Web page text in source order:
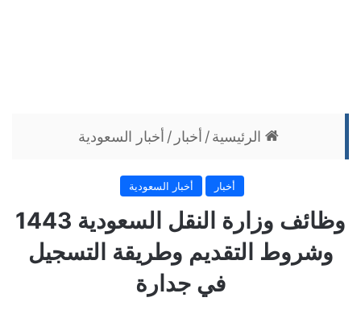
الرئيسية/ أخبار / أخبار السعودية
أخبار أخبار السعودية
وظائف وزارة النقل السعودية 1443
وشروط التقديم وطريقة التسجيل
في جدارة